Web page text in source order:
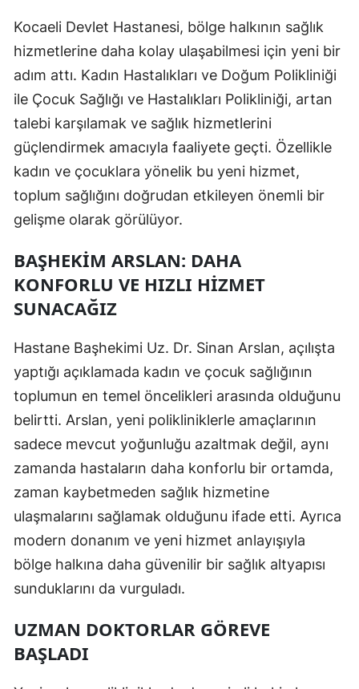
Elazığ
Erzincan
Erzurum
Eskişehir
Gaziantep
Giresun
Hatay
Mersin
İstanbul
İzmir
Kars
Kastamonu
Kayseri
Kırklareli
Kocaeli Devlet Hastanesi, bölge halkının sağlık
hizmetlerine daha kolay ulaşabilmesi için yeni bir
adım attı. Kadın Hastalıkları ve Doğum Polikliniği
ile Çocuk Sağlığı ve Hastalıkları Polikliniği, artan
talebi karşılamak ve sağlık hizmetlerini
güçlendirmek amacıyla faaliyete geçti. Özellikle
kadın ve çocuklara yönelik bu yeni hizmet,
toplum sağlığını doğrudan etkileyen önemli bir
gelişme olarak görülüyor.
BAŞHEKIM ARSLAN: DAHA
KONFORLU VE HIZLI HIZMET
SUNACAĞIZ
Hastane Başhekimi Uz. Dr. Sinan Arslan, açılışta
yaptığı açıklamada kadın ve çocuk sağlığının
toplumun en temel öncelikleri arasında olduğunu
belirtti. Arslan, yeni polikliniklerle amaçlarının
sadece mevcut yoğunluğu azaltmak değil, aynı
zamanda hastaların daha konforlu bir ortamda,
zaman kaybetmeden sağlık hizmetine
ulaşmalarını sağlamak olduğunu ifade etti. Ayrıca
modern donanım ve yeni hizmet anlayışıyla
bölge halkına daha güvenilir bir sağlık altyapısı
sunduklarını da vurguladı.
UZMAN DOKTORLAR GÖREVE
BAŞLADI